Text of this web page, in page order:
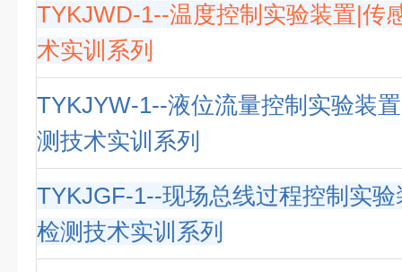
TYKJWD-1--温度控制实验装置|传
术实训系列
TYKJYW-1--液位流量控制实验装
测技术实训系列
TYKJGF-1--现场总线过程控制实
检测技术实训系列